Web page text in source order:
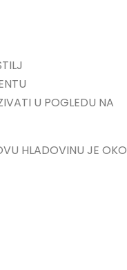
U POGLEDU NA
HLADOVINU JE OKO